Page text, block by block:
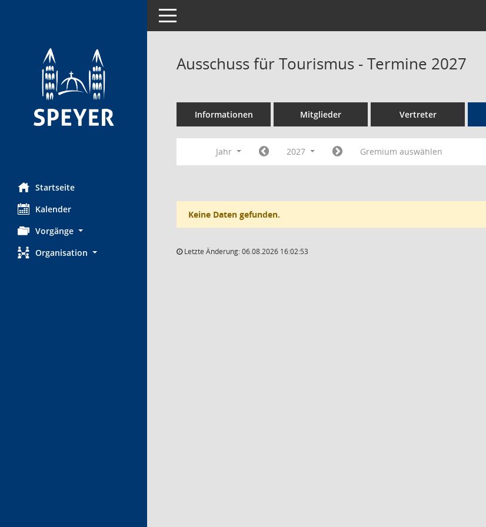
Startseite
Kalender
Vorgänge
Organisation
Toggle navigation
Ausschuss für Tourismus - Termine 2027
Informationen Mitglieder Vertreter
Jahr 2027 Gremium auswählen
Keine Daten gefunden.
Letzte Änderung: 06.08.2026 16:02:53